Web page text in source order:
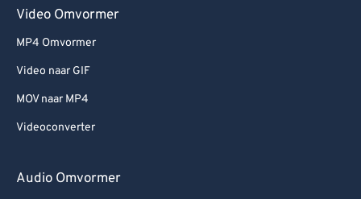
Video Omvormer
MP4 Omvormer
Video naar GIF
MOV naar MP4
Videoconverter
Audio Omvormer